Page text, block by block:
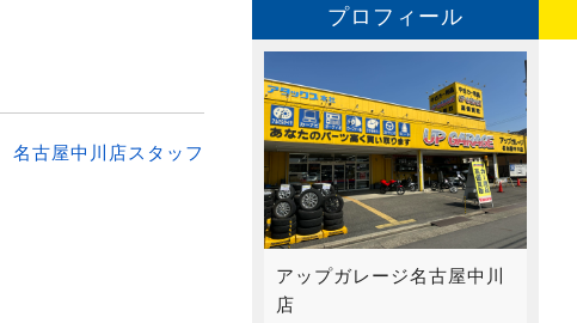
名古屋中川店スタッフ
プロフィール
アップガレージ名古屋中川
店